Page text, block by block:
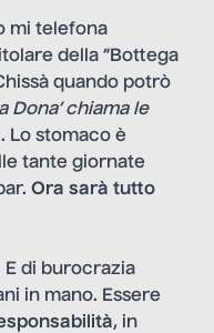
mi telefona
della “Bottega
quando potrò
Dona’ chiama le
Lo stomaco è
tante giornate
Ora sarà tutto
E di burocrazia
in mano. Essere
, in